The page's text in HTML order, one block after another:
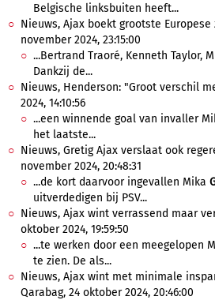
Belgische linksbuiten heeft...
Nieuws, Ajax boekt grootste Europese
november 2024, 23:15:00
...Bertrand Traoré, Kenneth Taylor,
Dankzij de...
Nieuws, Henderson: "Groot verschil
2024, 14:10:56
...een winnende goal van invaller
het laatste...
Nieuws, Gretig Ajax verslaat ook
november 2024, 20:48:31
...de kort daarvoor ingevallen Mika
uitverdedigen bij PSV...
Nieuws, Ajax wint verrassend maar
oktober 2024, 19:59:50
...te werken door een meegelopen
te zien. De als...
Nieuws, Ajax wint met minimale
Qarabag, 24 oktober 2024, 20:46:00